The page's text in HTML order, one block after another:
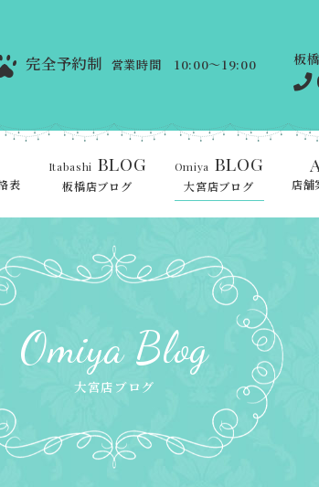
完全予約制 営業時間 10:00～19:00 板
表
Itabashi BLOG
板橋店ブログ
Omiya BLOG
大宮店ブログ 店舗
Omiya Blog
大宮店ブログ